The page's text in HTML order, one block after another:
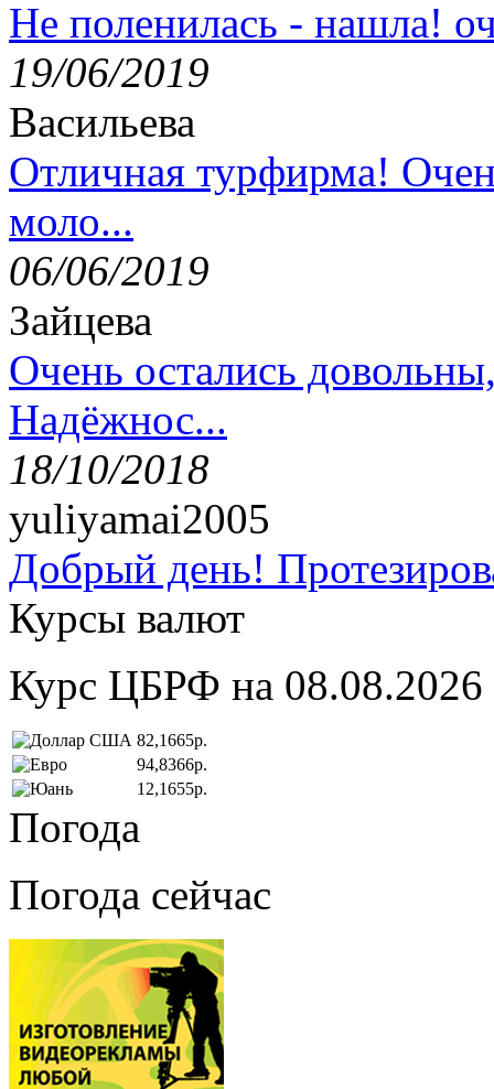
Не поленилась - нашла!
19/06/2019
Васильева
Отличная турфирма!
моло...
06/06/2019
Зайцева
Очень остались
Надёжнос...
18/10/2018
yuliyamai2005
Добрый день!
Курсы валют
Курс ЦБРФ на 08.08.2026
82,1665р.
94,8366р.
12,1655р.
Погода
Погода сейчас